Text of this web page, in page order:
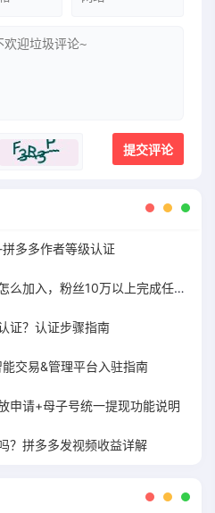
多多作者等级认证
拼多多短视频创作者中心怎么加入，粉丝10万以上完成任务获得现金补贴
证？认证步骤指南
交易&管理平台入驻指南
申请+母子号统一提现功能说明
？拼多多发视频收益详解